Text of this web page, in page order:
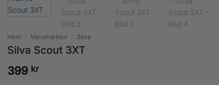
Hem / Varumärken / Silva
Silva Scout 3XT
399 kr